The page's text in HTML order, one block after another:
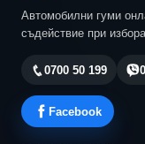
Автомобилни гуми
съдействие при
0700 50 199
Facebook